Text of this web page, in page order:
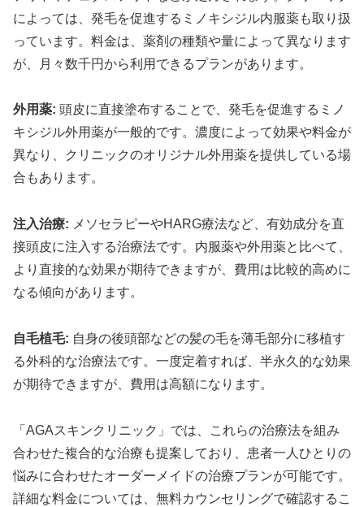
によっては、発毛を促進するミノキシジル内服薬も取り扱
っています。料金は、薬剤の種類や量によって異なります
が、月々数千円から利用できるプランがあります。
外用薬: 頭皮に直接塗布することで、発毛を促進するミノ
キシジル外用薬が一般的です。濃度によって効果や料金が
異なり、クリニックのオリジナル外用薬を提供している場
合もあります。
注入治療: メソセラピーやHARG療法など、有効成分を直
接頭皮に注入する治療法です。内服薬や外用薬と比べて、
より直接的な効果が期待できますが、費用は比較的高めに
なる傾向があります。
自毛植毛: 自身の後頭部などの髪の毛を薄毛部分に移植す
る外科的な治療法です。一度定着すれば、半永久的な効果
が期待できますが、費用は高額になります。
「AGAスキンクリニック」では、これらの治療法を組み
合わせた複合的な治療も提案しており、患者一人ひとりの
悩みに合わせたオーダーメイドの治療プランが可能です。
詳細な料金については、無料カウンセリングで確認するこ